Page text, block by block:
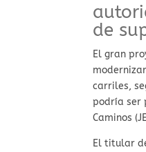
de
El gran
carriles,
podría ser
Caminos
El titular